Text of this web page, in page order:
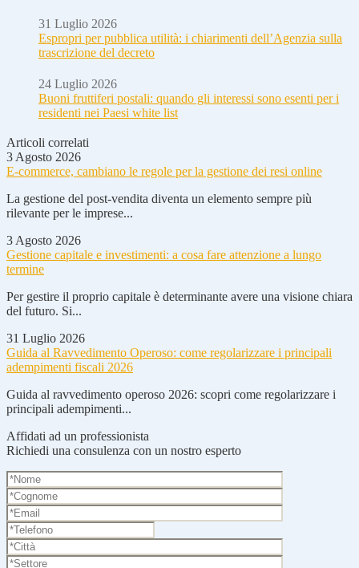
31 Luglio 2026
Espropri per pubblica utilità: i chiarimenti dell’Agenzia sulla
trascrizione del decreto
24 Luglio 2026
Buoni fruttiferi postali: quando gli interessi sono esenti per i
residenti nei Paesi white list
Articoli correlati
3 Agosto 2026
E-commerce, cambiano le regole per la gestione dei resi online
La gestione del post-vendita diventa un elemento sempre più
rilevante per le imprese...
3 Agosto 2026
Gestione capitale e investimenti: a cosa fare attenzione a lungo
termine
Per gestire il proprio capitale è determinante avere una visione chiara
del futuro. Si...
31 Luglio 2026
Guida al Ravvedimento Operoso: come regolarizzare i principali
adempimenti fiscali 2026
Guida al ravvedimento operoso 2026: scopri come regolarizzare i
principali adempimenti...
Affidati ad un professionista
Richiedi una consulenza con un nostro esperto